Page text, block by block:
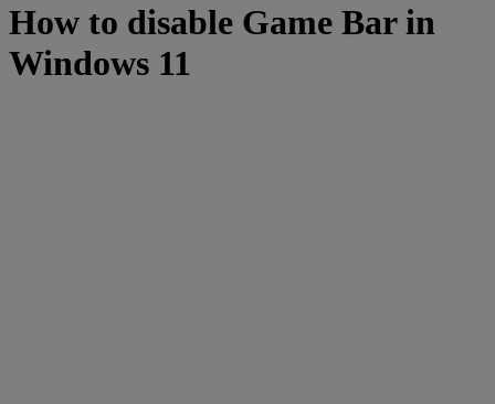
How to disable Game Bar in
Windows 11